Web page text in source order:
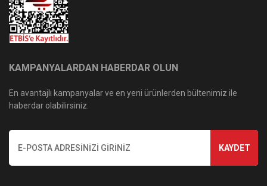
KAMPANYALARDAN HABERDAR OLUN
En avantajlı kampanyalar ve en yeni ürünlerden bültenimiz ile
haberdar olabilirsiniz.
KAYDET